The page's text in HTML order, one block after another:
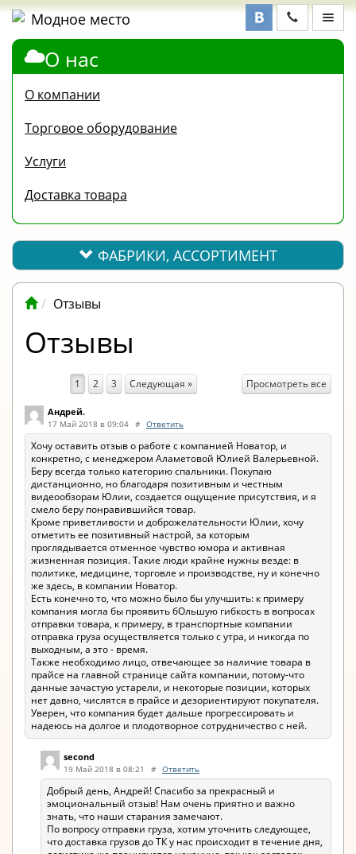
ФАБРИКИ,
ОТВЕТ
ПОЛЕЗНАЯ
ИНФОРМАЦИЯ
ВАКАНСИИ
ОПЛАТА
О нас
О компании
Торговое оборудование
Услуги
Доставка товара
ФАБРИКИ, АССОРТИМЕНТ
Отзывы
Отзывы
Просмотреть все
1 2 3 Следующая »
Андрей.
17 Май 2018 в 09:04 # Ответить
Хочу оставить отзыв о работе с компанией Новатор, и
конкретно, с менеджером Аламетовой Юлией Валерьевной.
Беру всегда только категорию спальники. Покупаю
дистанционно, но благодаря позитивным и честным
видеообзорам Юлии, создается ощущение присутствия, и я
смело беру понравившийся товар.
Кроме приветливости и доброжелательности Юлии, хочу
отметить ее позитивный настрой, за которым
проглядывается отменное чувство юмора и активная
жизненная позиция. Такие люди крайне нужны везде: в
политике, медицине, торговле и производстве, ну и конечно
же здесь, в компании Новатор.
Есть конечно то, что можно было бы улучшить: к примеру
компания могла бы проявить бОльшую гибкость в вопросах
отправки товара, к примеру, в транспортные компании
отправка груза осуществляется только с утра, и никогда по
выходным, а это - время.
Также необходимо лицо, отвечающее за наличие товара в
прайсе на главной странице сайта компании, потому-что
данные зачастую устарели, и некоторые позиции, которых
нет давно, числятся в прайсе и дезориентируют покупателя.
Уверен, что компания будет дальше прогрессировать и
надеюсь на долгое и плодотворное сотрудничество с ней.
second
19 Май 2018 в 08:21 # Ответить
Добрый день, Андрей! Спасибо за прекрасный и
эмоциональный отзыв! Нам очень приятно и важно
знать, что наши старания замечают.
По вопросу отправки груза, хотим уточнить следующее,
что доставка грузов до ТК у нас происходит в течение дня,